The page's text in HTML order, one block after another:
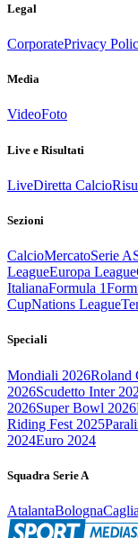
Legal
CorporatePrivacy
Media
VideoFoto
Live e Risultati
LiveDiretta Calcio
Sezioni
CalcioMercatoSerie A
LeagueEuropa League
ItalianaFormula 1
CupNations League
Speciali
Mondiali 2026Roland
2026Scudetto Inter
2026Super Bowl 2026
Riding Fest 2025
2024Euro 2024
Squadra Serie A
AtalantaBologna